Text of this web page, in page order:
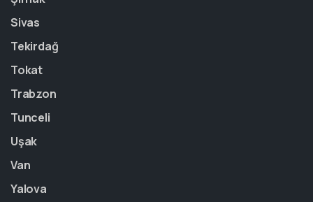
Sivas
Tekirdağ
Tokat
Trabzon
Tunceli
Uşak
Van
Yalova